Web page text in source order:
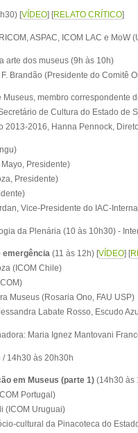
[VÍDEO] [RELATO CRÍTICO]
ASPAC, ICOM LAC e MoW
arte dos museus (9h às 10h)
Brandão (Presidente do Comitê
membro correspondente
de Cultura do Estado de
2013-2016 , Hanna Pennock,
Presidente)
Presidente)
Vice-Presidente do IAC-
da Plenária (10 às 10h30) -
emergência (11 às 12h) [VÍDEO] [
(ICOM Chile)
Museus (Rosaria Ono, FAU USP)
Labate Rosso, Escudo
Maria Ignez Mantovani
/ 14h30 às 20h30h
em Museus (parte 1)(14h30 às
Portugal)
(ICOM Uruguai)
cultural da Pinacoteca do